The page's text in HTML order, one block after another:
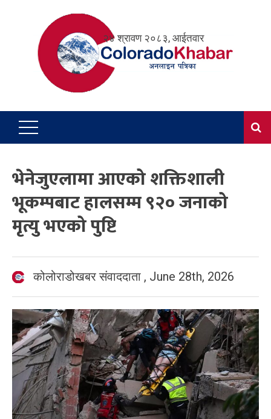
२४ श्रावण २०८३, आईतवार
भेनेजुएलामा आएको शक्तिशाली
भूकम्पबाट हालसम्म ९२० जनाको
मृत्यु भएको पुष्टि
कोलोराडोखबर संवाददाता , June 28th, 2026